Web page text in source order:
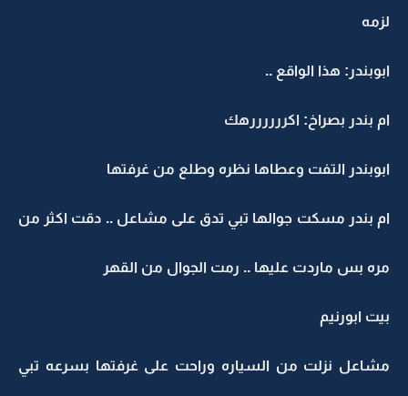
لزمه
ابوبندر: هذا الواقع ..
ام بندر بصراخ: اكررررررهك
ابوبندر التفت وعطاها نظره وطلع من غرفتها
ام بندر مسكت جوالها تبي تدق على مشاعل .. دقت اكثر من
مره بس ماردت عليها .. رمت الجوال من القهر
بيت ابورنيم
مشاعل نزلت من السياره وراحت على غرفتها بسرعه تبي